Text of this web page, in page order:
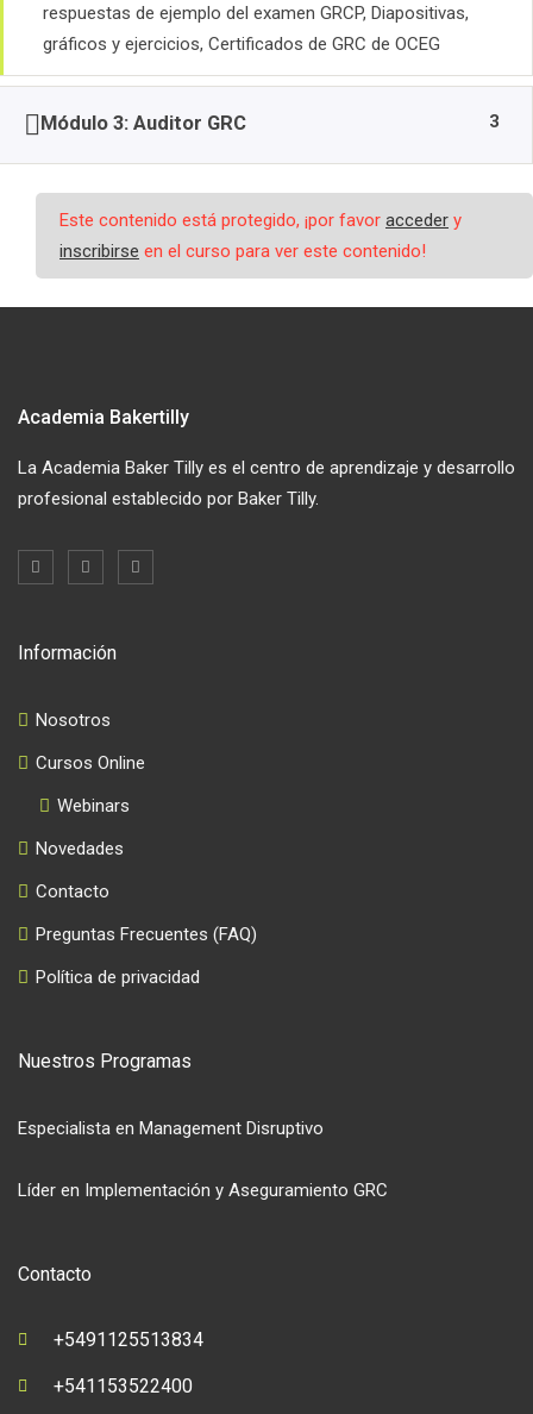
respuestas de ejemplo del examen GRCP, Diapositivas,
gráficos y ejercicios, Certificados de GRC de OCEG
Módulo 3: Auditor GRC 3
Este contenido está protegido, ¡por favor acceder y
inscribirse en el curso para ver este contenido!
Academia Bakertilly
La Academia Baker Tilly es el centro de aprendizaje y desarrollo
profesional establecido por Baker Tilly.
Información
Nosotros
Cursos Online
Webinars
Novedades
Contacto
Preguntas Frecuentes (FAQ)
Política de privacidad
Nuestros Programas
Especialista en Management Disruptivo
Líder en Implementación y Aseguramiento GRC
Contacto
+5491125513834
+541153522400